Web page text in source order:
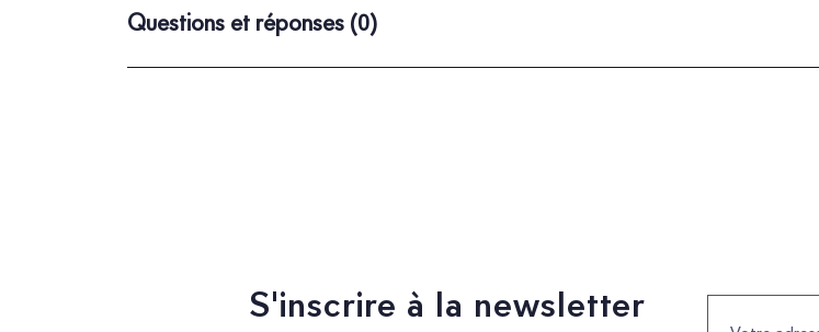
Questions et réponses (0)
S'inscrire à la newsletter